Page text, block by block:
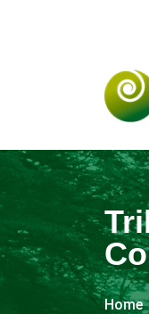
Home